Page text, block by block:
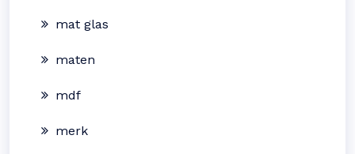
mat glas
maten
mdf
merk